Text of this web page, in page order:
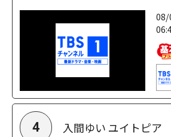
08/
4 入間ゆい ユイトピア